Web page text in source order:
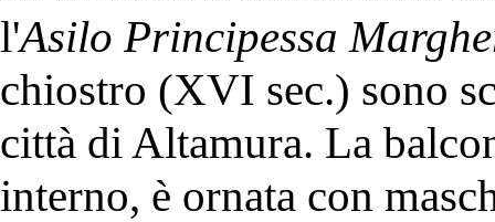
l'Asilo Principessa
chiostro (XVI sec.) sono
città di Altamura. La
interno, è ornata con